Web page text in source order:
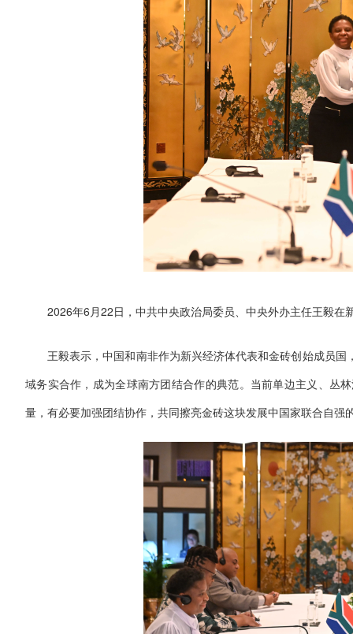
2026年6月22日，中共中央政治局委员、中央外办主任王毅在
王毅表示，中国和南非作为新兴经济体代表和金砖创始成员
域务实合作，成为全球南方团结合作的典范。当前单边主义、丛
量，有必要加强团结协作，共同擦亮金砖这块发展中国家联合自